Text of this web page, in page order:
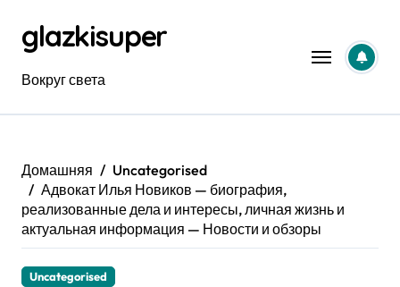
содержанию
glazkisuper
Вокруг света
Домашняя
Uncategorised
Адвокат Илья Новиков — биография,
реализованные дела и интересы, личная жизнь и
актуальная информация — Новости и обзоры
Uncategorised